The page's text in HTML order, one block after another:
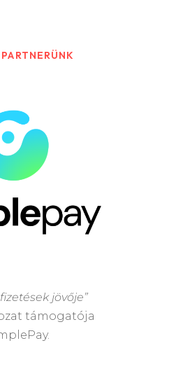
jövője”
támogatója